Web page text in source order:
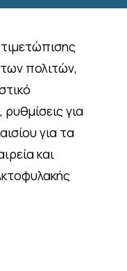
πολιτών,
για
για τα
και